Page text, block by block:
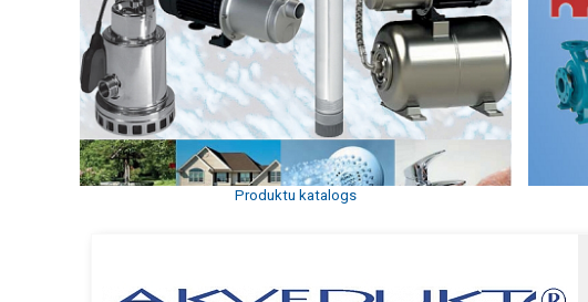
Produktu katalogs